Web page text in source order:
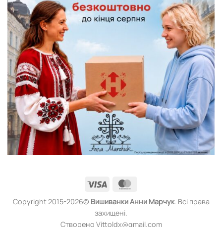
Visa
Copyright 2015-2026© ВишиванкиАнни Марчук. Всі права
захищені.
Створено Vittoldx@gmail.com